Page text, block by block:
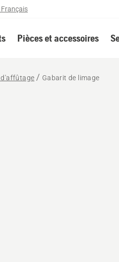
Français
Pièces et accessoires
d'affûtage Gabarit de limage